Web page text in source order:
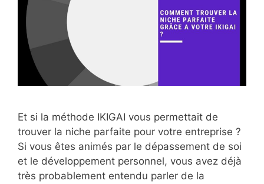
Et si la méthode IKIGAI vous permettait de
trouver la niche parfaite pour votre entreprise ?
Si vous êtes animés par le dépassement de soi
et le développement personnel, vous avez déjà
très probablement entendu parler de la